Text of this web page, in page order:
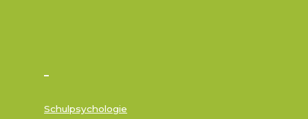
–
Schulpsychologie